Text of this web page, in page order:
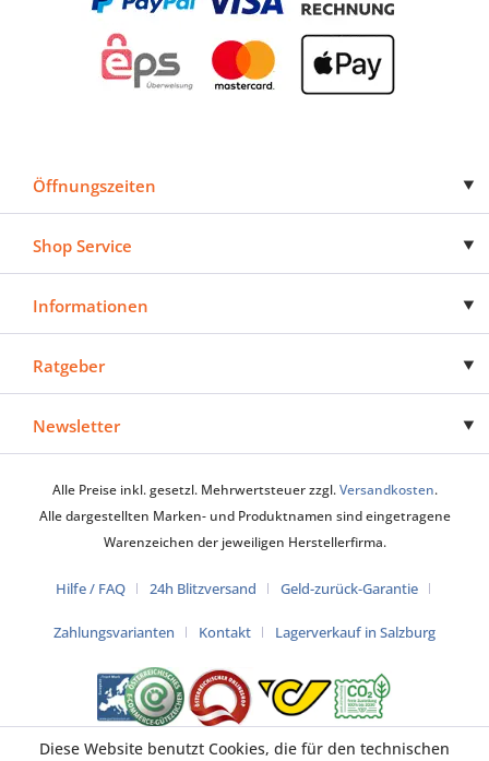
Öffnungszeiten
Shop Service
Informationen
Ratgeber
Newsletter
Alle Preise inkl. gesetzl. Mehrwertsteuer zzgl.Versandkosten.
Alle dargestellten Marken- und Produktnamen sind eingetragene
Warenzeichen der jeweiligen Herstellerfirma.
Hilfe / FAQ 24h Blitzversand Geld-zurück-Garantie
Zahlungsvarianten Kontakt Lagerverkauf in Salzburg
Diese Website benutzt Cookies, die für den technischen